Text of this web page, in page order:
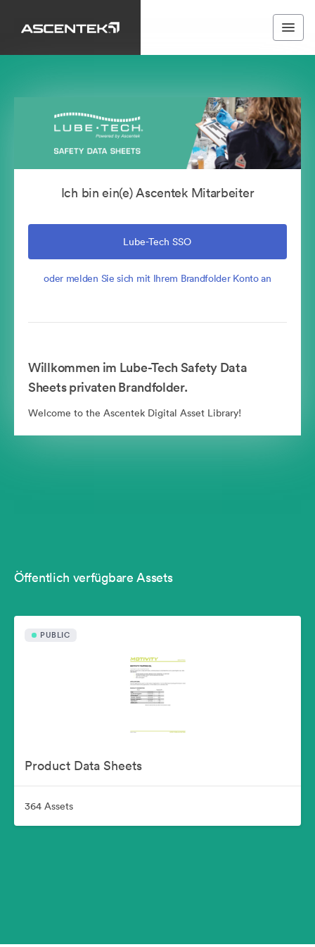
Ich bin ein(e) Ascentek Mitarbeiter
Lube-Tech SSO
oder melden Sie sich mit Ihrem Brandfolder Konto an
Willkommen im Lube-Tech Safety Data
Sheets privaten Brandfolder.
Welcome to the Ascentek Digital Asset Library!
Öffentlich verfügbare Assets
PUBLIC
Product Data Sheets
364 Assets